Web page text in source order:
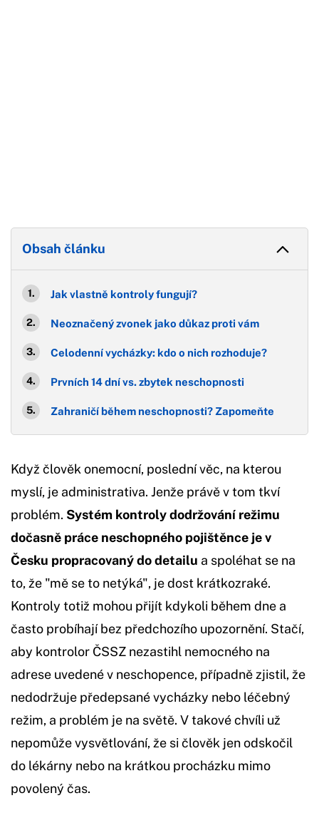
Obsah článku
Jak vlastně kontroly fungují?
Neoznačený zvonek jako důkaz proti vám
Celodenní vycházky: kdo o nich rozhoduje?
Prvních 14 dní vs. zbytek neschopnosti
Zahraničí během neschopnosti? Zapomeňte
Když člověk onemocní, poslední věc, na kterou
myslí, je administrativa. Jenže právě v tom tkví
problém. Systém kontroly dodržování režimu
dočasně práce neschopného pojištěnce je v
Česku propracovaný do detailu a spoléhat se na
to, že "mě se to netýká", je dost krátkozraké.
Kontroly totiž mohou přijít kdykoli během dne a
často probíhají bez předchozího upozornění. Stačí,
aby kontrolor ČSSZ nezastihl nemocného na
adrese uvedené v neschopence, případně zjistil, že
nedodržuje předepsané vycházky nebo léčebný
režim, a problém je na světě. V takové chvíli už
nepomůže vysvětlování, že si člověk jen odskočil
do lékárny nebo na krátkou procházku mimo
povolený čas.